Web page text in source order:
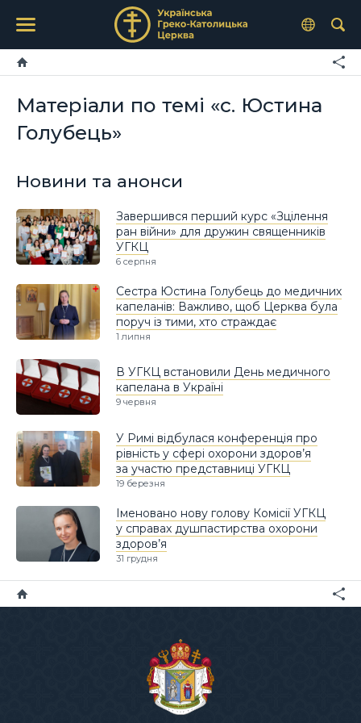
Матеріали по темі «с. Юстина
Голубець»
Новини та анонси
Завершився перший курс «Зцілення
ран війни» для дружин священників
УГКЦ
6 серпня
Сестра Юстина Голубець до медичних
капеланів: Важливо, щоб Церква була
поруч із тими, хто страждає
1 липня
В УГКЦ встановили День медичного
капелана в Україні
9 червня
У Римі відбулася конференція про
рівність у сфері охорони здоров’я
за участю представниці УГКЦ
19 березня
Іменовано нову голову Комісії УГКЦ
у справах душпастирства охорони
здоров’я
31 грудня